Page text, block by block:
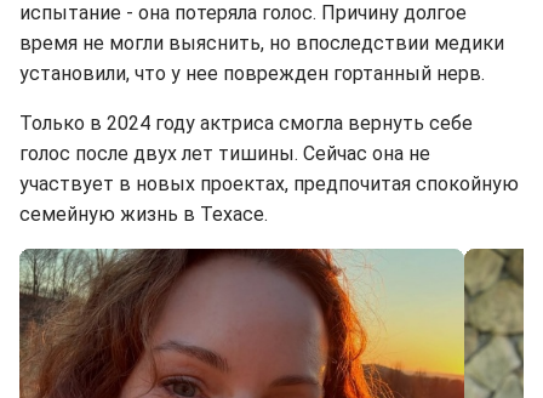
испытание - она потеряла голос. Причину долгое
время не могли выяснить, но впоследствии медики
установили, что у нее поврежден гортанный нерв.
Только в 2024 году актриса смогла вернуть себе
голос после двух лет тишины. Сейчас она не
участвует в новых проектах, предпочитая спокойную
семейную жизнь в Техасе.